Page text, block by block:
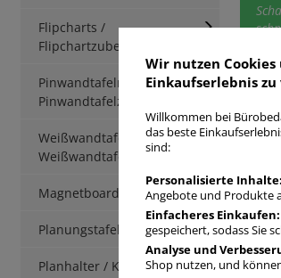
Flipcharts /
Flipchartzubehör
Pinwandtafeln /
Pinwandtafelzubehör
Weißwandtafeln /
Weißwandtafelzubehör
Magnetboards
Planungstafeln
Planhalter / Klemmleisten
Wir nutzen
Einkaufserlebnis zu
Willkommen bei
das beste
sind:
Personalisierte Inhalte:
Angebote und Produkte
Einfacheres Einkaufen:
gespeichert, sodass Sie
Analyse und
Shop nutzen, und